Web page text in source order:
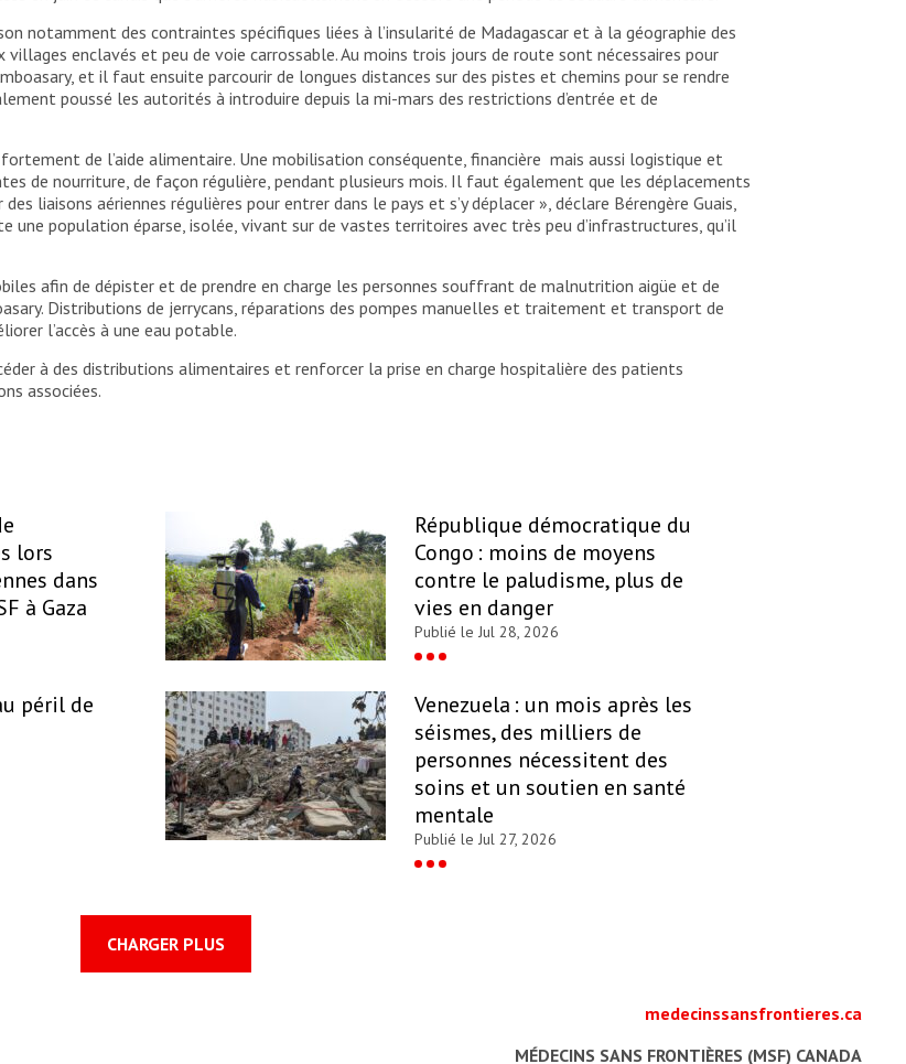
notamment des contraintes spécifiques liées à l’insularité de Madagascar et à la géographie des
enclavés et peu de voie carrossable. Au moins trois jours de route sont nécessaires pour
et il faut ensuite parcourir de longues distances sur des pistes et chemins pour se rendre
poussé les autorités à introduire depuis la mi-mars des restrictions d’entrée et de
de l’aide alimentaire. Une mobilisation conséquente, financière mais aussi logistique et
de nourriture, de façon régulière, pendant plusieurs mois. Il faut également que les déplacements
liaisons aériennes régulières pour entrer dans le pays et s’y déplacer », déclare Bérengère Guais,
une population éparse, isolée, vivant sur de vastes territoires avec très peu d’infrastructures, qu’il
afin de dépister et de prendre en charge les personnes souffrant de malnutrition aigüe et de
Distributions de jerrycans, réparations des pompes manuelles et traitement et transport de
l’accès à une eau potable.
à des distributions alimentaires et renforcer la prise en charge hospitalière des patients
associées.
lors
dans
à Gaza
République démocratique du
Congo : moins de moyens
contre le paludisme, plus de
vies en danger
Publié le Jul 28, 2026
péril de
Venezuela : un mois après les
séismes, des milliers de
personnes nécessitent des
soins et un soutien en santé
mentale
Publié le Jul 27, 2026
CHARGER PLUS
medecinssansfrontieres.ca
MÉDECINS SANS FRONTIÈRES (MSF) CANADA